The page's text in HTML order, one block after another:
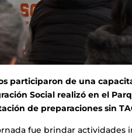
participaron de una
Social realizó en el
de preparaciones sin
fue brindar actividades